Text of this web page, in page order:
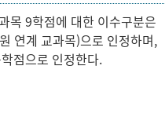
목 9학점에 대한 이수구분은
연계 교과목)으로 인정하며,
점으로 인정한다.